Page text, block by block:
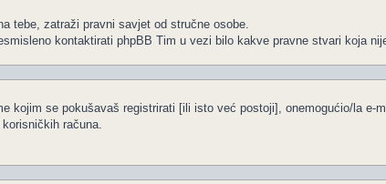
tebe, zatraži pravni savjet od stručne osobe.
kontaktirati phpBB Tim u vezi bilo kakve pravne stvari koja
kojim se pokušavaš registrirati [ili isto već postoji], onemogućio/la
računa.